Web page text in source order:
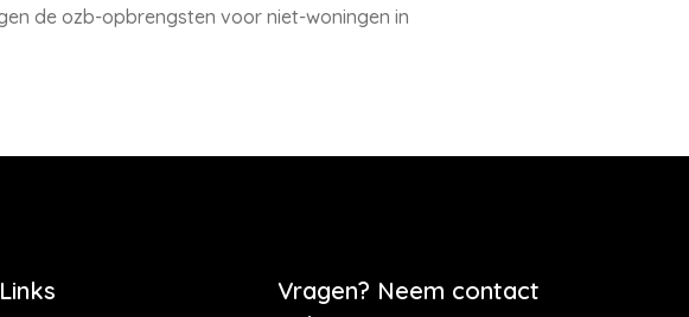
de ozb-opbrengsten voor niet-woningen in
Vragen? Neem contact